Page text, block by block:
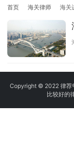
首页 海关律师 海关
Copyright © 2022 律荐
比较好的